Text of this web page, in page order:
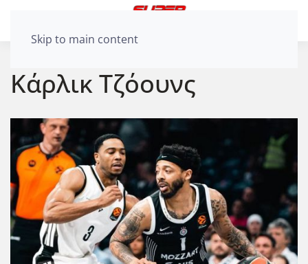
Skip to main content
Κάρλικ Τζόουνς